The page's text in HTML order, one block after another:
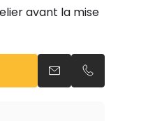
avant la mise
Envoyer un email
Appeler par